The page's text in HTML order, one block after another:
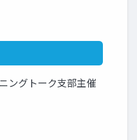
ングトーク支部主催